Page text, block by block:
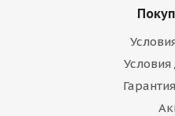
Условия